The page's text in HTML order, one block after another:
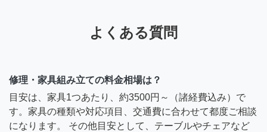
よくある質問
修理・家具組み立ての料金相場は？
目安は、家具1つあたり、約3500円～（諸経費込み）で
す。家具の種類や対応項目、交通費に合わせて都度ご相談
になります。 その他目安として、テーブルやチェアなど